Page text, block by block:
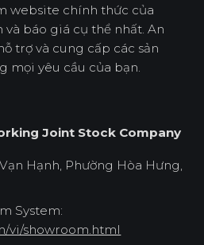
website chính thức của
và báo giá cụ thể nhất. An
trợ và cung cấp các sản
mọi yêu cầu của bạn.
Joint Stock Company
Hạnh, Phường Hòa Hưng,
System:
vi/showroom.html